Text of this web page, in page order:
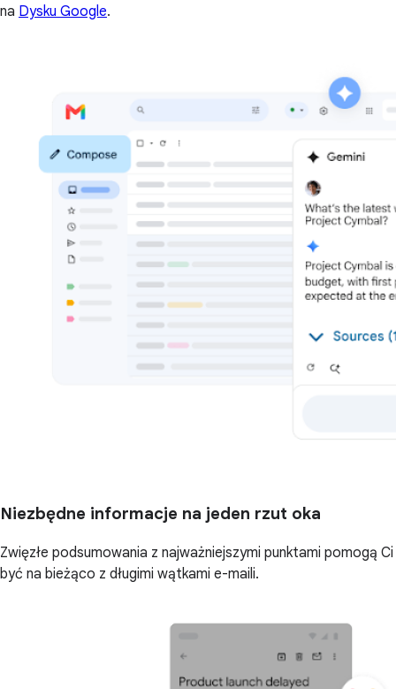
na Dysku Google.
Niezbędne informacje na jeden rzut oka
Zwięzłe podsumowania z najważniejszymi punktami pomogą Ci
być na bieżąco z długimi wątkami e-maili.